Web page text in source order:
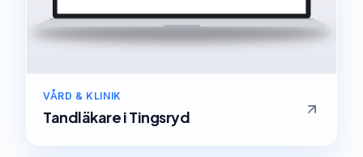
VÅRD & KLINIK
TandläkareiTingsryd